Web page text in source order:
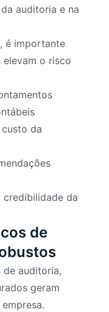
auditoria e na
é importante
o risco
da
credibilidade da
de
de auditoria,
geram